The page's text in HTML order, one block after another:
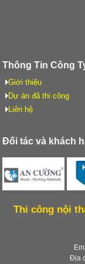
Thông Tin Công
Giới thiệu
Dự án đã thi công
Liên hệ
Đối tác và khách
Thi công nội
Địa